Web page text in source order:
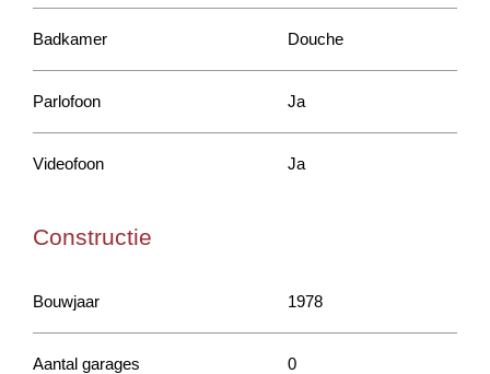
Badkamer Douche
Parlofoon Ja
Videofoon Ja
Constructie
Bouwjaar 1978
Aantal garages 0